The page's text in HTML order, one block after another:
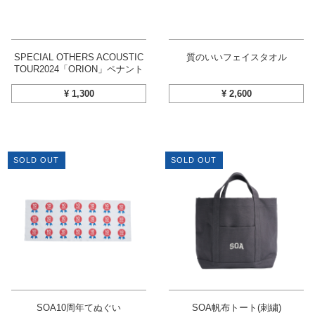
SPECIAL OTHERS ACOUSTIC
TOUR2024「ORION」ペナント
¥ 1,300
質のいいフェイスタオル
¥ 2,600
SOLD OUT
SOA10周年てぬぐい
SOLD OUT
SOA帆布トート(刺繍)